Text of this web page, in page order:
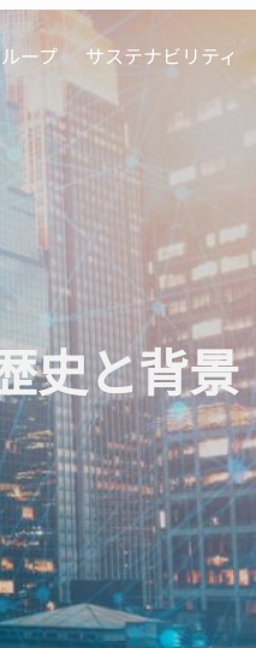
ープ サステナビリティ
史と背景